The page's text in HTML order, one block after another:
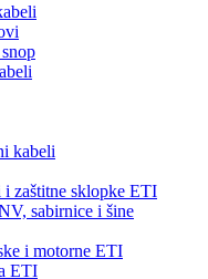
kabeli
i zaštitne sklopke ETI
sabirnice i šine
i motorne ETI
ETI